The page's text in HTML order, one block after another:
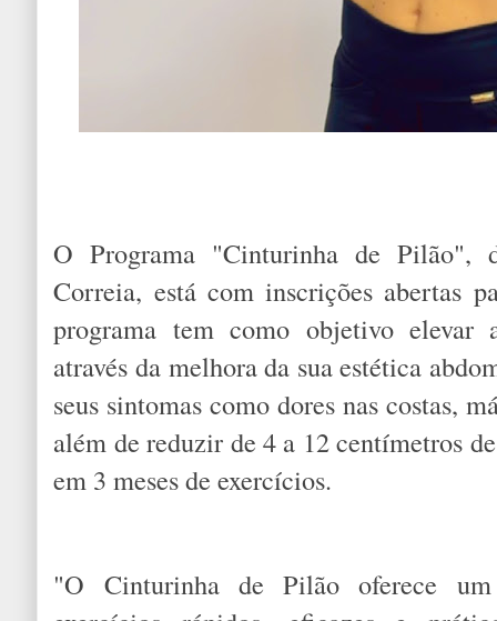
O Programa "Cinturinha de Pilão",
Correia, está com inscrições abertas
programa tem como objetivo elevar
através da melhora da sua estética
seus sintomas como dores nas costas,
além de reduzir de 4 a 12 centímetros
em 3 meses de exercícios.
"O Cinturinha de Pilão oferece